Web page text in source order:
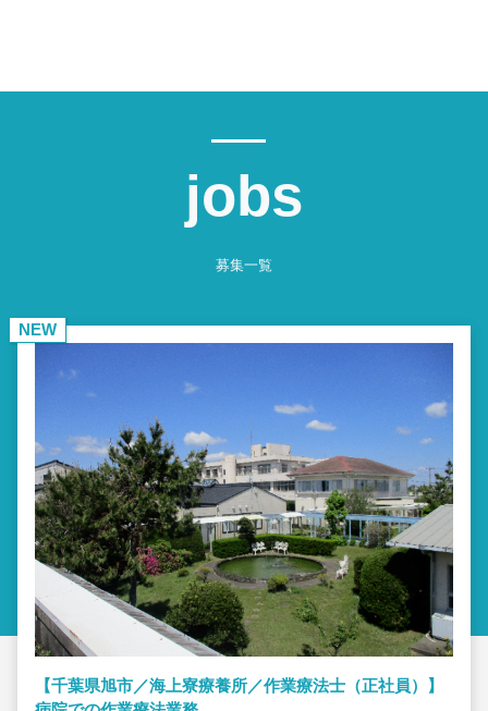
jobs
募集一覧
NEW
【千葉県旭市／海上寮療養所／作業療法士（正社員）】